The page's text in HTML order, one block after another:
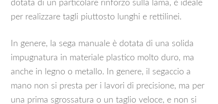
dotata di un particolare rinforzo sulla lama, è ideale
per realizzare tagli piuttosto lunghi e rettilinei.
In genere, la sega manuale è dotata di una solida
impugnatura in materiale plastico molto duro, ma
anche in legno o metallo. In genere, il segaccio a
mano non si presta per i lavori di precisione, ma per
una prima sgrossatura o un taglio veloce, e non si